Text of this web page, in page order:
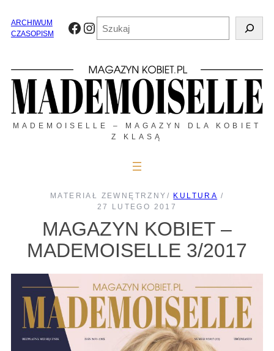
treściARCHIWUM
CZASOPISM
Facebook
Instagram
MADEMOISELLE – MAGAZYN DLA KOBIET
Z KLASĄ
MATERIAŁ ZEWNĘTRZNY / KULTURA /
27 LUTEGO 2017
MAGAZYN KOBIET –
MADEMOISELLE 3/2017